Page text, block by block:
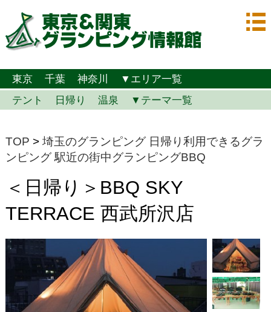
東京 千葉 神奈川
▼エリア一覧
テント
日帰り 温泉 ▼テーマ一覧
TOP > 埼玉のグランピング 日帰り利用できるグラ
ンピング 駅近の街中グランピングBBQ
＜日帰り＞BBQ SKY
TERRACE 西武所沢店